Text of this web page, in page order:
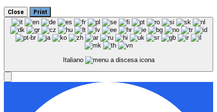
Close Print
Italiano